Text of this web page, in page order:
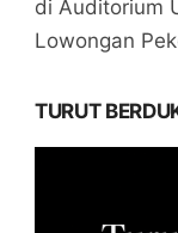
di Auditorium
Lowongan
TURUT